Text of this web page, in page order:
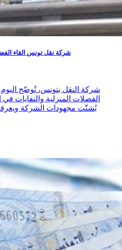
شركة نقل تونس القاء
شركة النقل بتونس، تُوضّح
الفضلات المنزلية والنفايات
يُشتّت مجهودات الشركة